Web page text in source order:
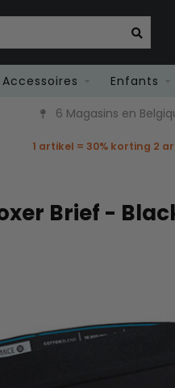
Accessoires Enfants
6 Magasins en
1 artikel = 30% korting 2
Brief -